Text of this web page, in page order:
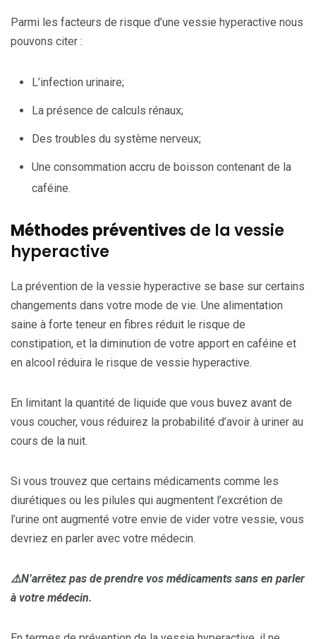
Parmi les facteurs de risque d’une vessie hyperactive nous
pouvons citer :
L’infection urinaire;
La présence de calculs rénaux;
Des troubles du système nerveux;
Une consommation accru de boisson contenant de la
caféine.
Méthodes préventives de la vessie
hyperactive
La prévention de la vessie hyperactive se base sur certains
changements dans votre mode de vie. Une alimentation
saine à forte teneur en fibres réduit le risque de
constipation, et la diminution de votre apport en caféine et
en alcool réduira le risque de vessie hyperactive.
En limitant la quantité de liquide que vous buvez avant de
vous coucher, vous réduirez la probabilité d’avoir à uriner au
cours de la nuit.
Si vous trouvez que certains médicaments comme les
diurétiques ou les pilules qui augmentent l’excrétion de
l’urine ont augmenté votre envie de vider votre vessie, vous
devriez en parler avec votre médecin.
⚠N’arrêtez pas de prendre vos médicaments sans en parler
à votre médecin.